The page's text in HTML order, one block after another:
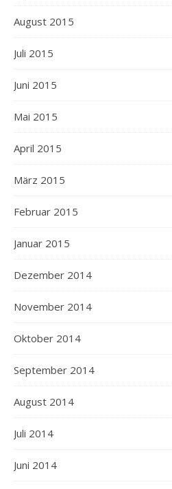
August 2015
Juli 2015
Juni 2015
Mai 2015
April 2015
März 2015
Februar 2015
Januar 2015
Dezember 2014
November 2014
Oktober 2014
September 2014
August 2014
Juli 2014
Juni 2014